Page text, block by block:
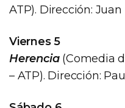
ATP). Dirección:
Viernes 5
Herencia(Comedia
– ATP). Dirección: